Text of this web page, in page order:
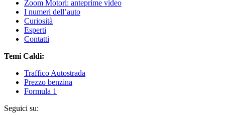
Zoom Motori: anteprime video
I numeri dell’auto
Curiosità
Esperti
Contatti
Temi Caldi:
Traffico Autostrada
Prezzo benzina
Formula 1
Seguici su: